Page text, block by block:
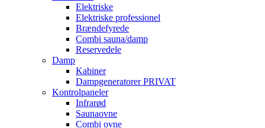
Elektriske
Elektriske professionel
Brændefyrede
Combi sauna/damp
Reservedele
Damp
Kabiner
Dampgeneratorer PRIVAT
Kontrolpaneler
Infrarød
Saunaovne
Combi ovne